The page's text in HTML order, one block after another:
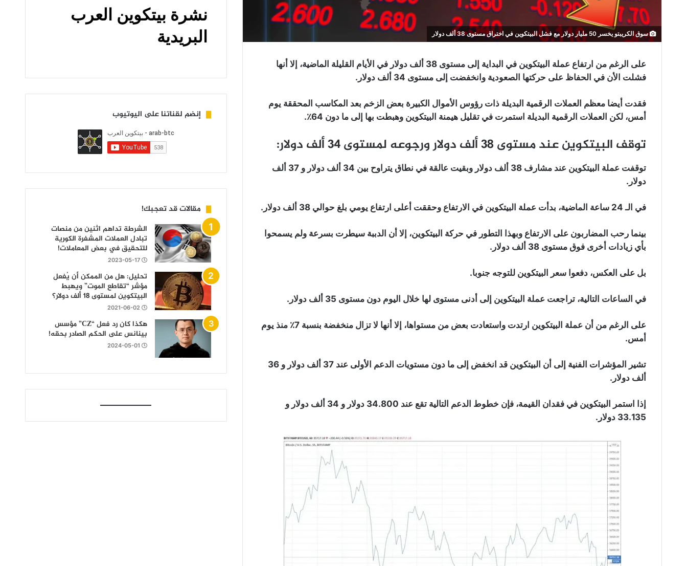
سوق الكريبتو يخسر 50 مليار دولار مع فشل البيتكوين في اختراق مستوى 38 ألف دولار
على الرغم من ارتفاع عملة البيتكوين في البداية إلى مستوى 38 ألف دولار في الأيام القليلة الماضية، إلا أنها
فشلت الأن في الحفاظ على حركتها الصعودية وانخفضت إلى مستوى 34 ألف دولار.
فقدت أيضا معظم العملات الرقمية البديلة ذات رؤوس الأموال الكبيرة بعض الزخم بعد المكاسب المحققة يوم
أمس، لكن العملات الرقمية البديلة استمرت في تقليل هيمنة البيتكوين وهبطت بها إلى ما دون 64٪.
توقف البيتكوين عند مستوى 38 ألف دولار ورجوعه لمستوى 34 ألف دولار:
توقفت عملة البيتكوين عند مشارف 38 ألف دولار وبقيت عالقة في نطاق يتراوح بين 34 ألف دولار و 37 ألف
دولار.
في الـ 24 ساعة الماضية، بدأت عملة البيتكوين في الارتفاع وحققت أعلى ارتفاع يومي بلغ حوالي 38 ألف دولار.
بينما رحب المضاربون على الارتفاع وبهذا التطور في حركة البيتكوين، إلا أن الدببة سيطرت بسرعة ولم يسمحوا
بأي زيادات أخرى فوق مستوى 38 ألف دولار.
بل على العكس، دفعوا سعر البيتكوين للتوجه جنوبا.
في الساعات التالية، تراجعت عملة البيتكوين إلى أدنى مستوى لها خلال اليوم دون مستوى 35 ألف دولار.
على الرغم من أن عملة البيتكوين ارتدت واستعادت بعض من مستواها، إلا أنها لا تزال منخفضة بنسبة 7٪ منذ يوم
أمس.
تشير المؤشرات الفنية إلى أن البيتكوين قد انخفض إلى ما دون مستويات الدعم الأولى عند 37 ألف دولار و 36
ألف دولار.
إذا استمر البيتكوين في فقدان القيمة، فإن خطوط الدعم التالية تقع عند 34.800 دولار و 34 ألف دولار و
33.135 دولار.
إنضم لقناتنا على اليوتيوب
مقالات قد تعجبك!
الشرطة تداهم اثنين من منصات
تبادل العملات المشفرة الكورية
للتحقيق في بعض المعاملات!
2023-05-17
تحليل: هل من الممكن أن يُفعل
مؤشر “تقاطع الموت” ويهبط
البيتكوين لمستوى 18 ألف دولار؟
2021-06-02
هكذا كان رد فعل “CZ” مؤسس
بينانس على الحكم الصادر بحقه!
2024-05-01